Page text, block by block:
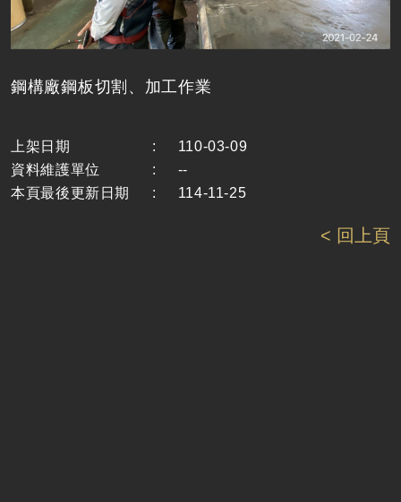
鋼構廠鋼板切割、加工作業
上架日期 :
110-03-09
資料維護單位
:
--
本頁最後更新日期
: 114-11-25
< 回上頁